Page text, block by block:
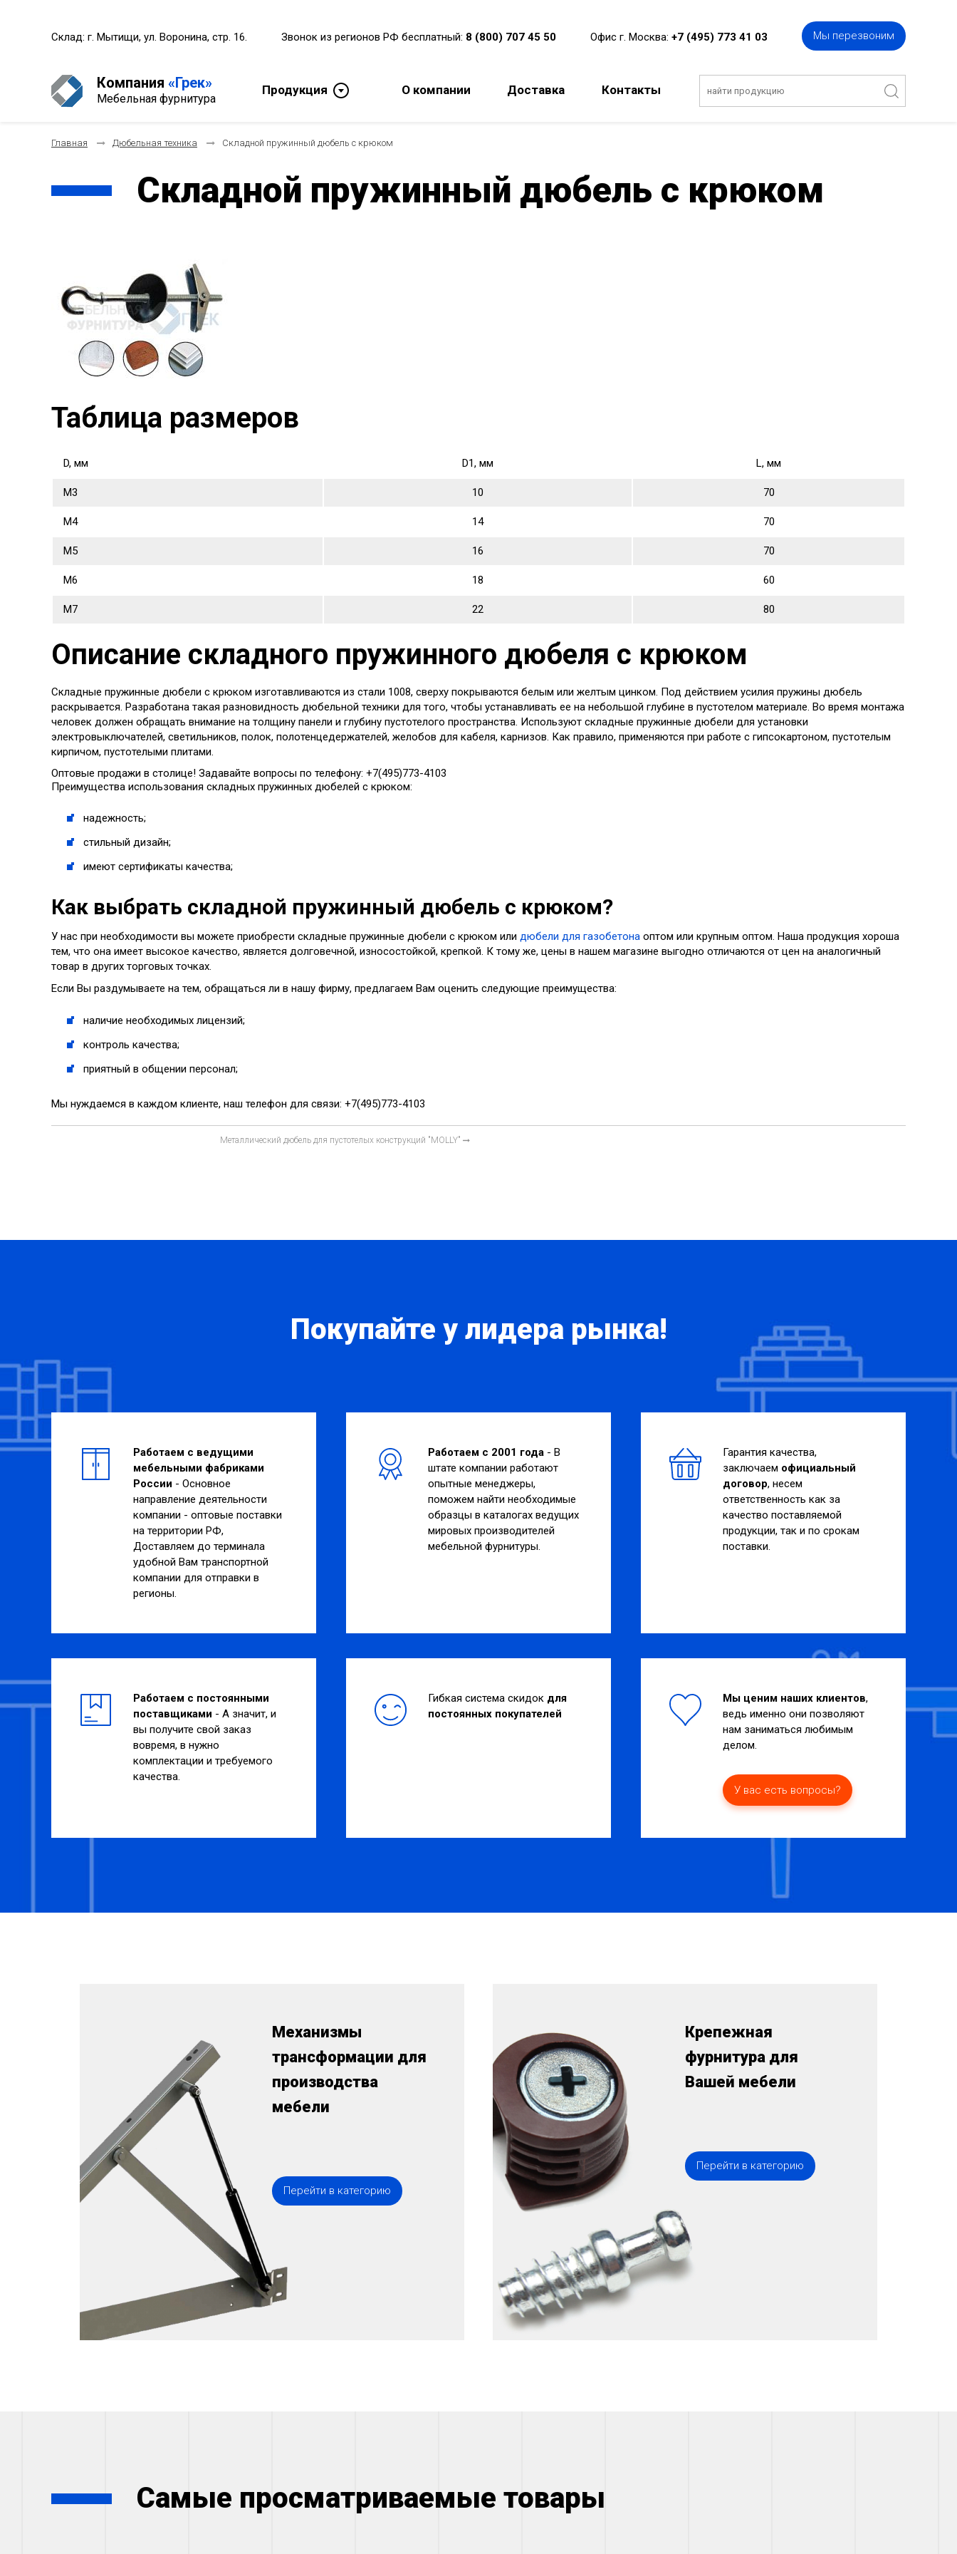
Склад: г. Мытищи, ул. Воронина, стр. 16. Звонок из регионов РФ бесплатный: 8 (800) 707 45 50 Офис г. Москва: +7 (495) 773 41 03 Мы перезвоним
Компания «Грек»
Мебельная фурнитура
Продукция О компании Доставка Контакты
Главная Дюбельная техника Складной пружинный дюбель с крюком
Складной пружинный дюбель с крюком
Таблица размеров
D, мм D1, мм L, мм
М3 10 70
М4 14 70
М5 16 70
М6 18 60
М7 22 80
Описание складного пружинного дюбеля с крюком
Складные пружинные дюбели с крюком изготавливаются из стали 1008, сверху покрываются белым или желтым цинком. Под действием усилия пружины дюбель
раскрывается. Разработана такая разновидность дюбельной техники для того, чтобы устанавливать ее на небольшой глубине в пустотелом материале. Во время монтажа
человек должен обращать внимание на толщину панели и глубину пустотелого пространства. Используют складные пружинные дюбели для установки
электровыключателей, светильников, полок, полотенцедержателей, желобов для кабеля, карнизов. Как правило, применяются при работе с гипсокартоном, пустотелым
кирпичом, пустотелыми плитами.
Оптовые продажи в столице! Задавайте вопросы по телефону: +7(495)773-4103
Преимущества использования складных пружинных дюбелей с крюком:
надежность;
стильный дизайн;
имеют сертификаты качества;
Как выбрать складной пружинный дюбель с крюком?
У нас при необходимости вы можете приобрести складные пружинные дюбели с крюком или дюбели для газобетона оптом или крупным оптом. Наша продукция хороша
тем, что она имеет высокое качество, является долговечной, износостойкой, крепкой. К тому же, цены в нашем магазине выгодно отличаются от цен на аналогичный
товар в других торговых точках.
Если Вы раздумываете на тем, обращаться ли в нашу фирму, предлагаем Вам оценить следующие преимущества:
наличие необходимых лицензий;
контроль качества;
приятный в общении персонал;
Мы нуждаемся в каждом клиенте, наш телефон для связи: +7(495)773-4103
Металлический дюбель для пустотелых конструкций "MOLLY"
Покупайте у лидера рынка!
Работаем с ведущими
мебельными фабриками
России - Основное
направление деятельности
компании - оптовые поставки
на территории РФ,
Доставляем до терминала
удобной Вам транспортной
компании для отправки в
регионы.
Работаем с 2001 года - В
штате компании работают
опытные менеджеры,
поможем найти необходимые
образцы в каталогах ведущих
мировых производителей
мебельной фурнитуры.
Гарантия качества,
заключаем официальный
договор, несем
ответственность как за
качество поставляемой
продукции, так и по срокам
поставки.
Работаем с постоянными
поставщиками - А значит, и
вы получите свой заказ
вовремя, в нужно
комплектации и требуемого
качества.
Гибкая система скидок для
постоянных покупателей
Мы ценим наших клиентов,
ведь именно они позволяют
нам заниматься любимым
делом.
У вас есть вопросы?
Механизмы
трансформации для
производства
мебели
Перейти в категорию
Крепежная
фурнитура для
Вашей мебели
Перейти в категорию
Самые просматриваемые товары